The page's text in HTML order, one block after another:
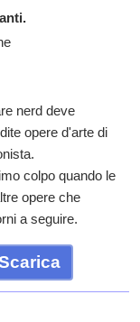
nerd deve
opere d'arte di
colpo quando le
opere che
a seguire.